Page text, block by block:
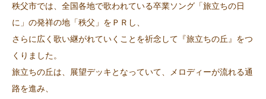
秩父市では、全国各地で歌われている卒業ソング「旅立ちの日
に」の発祥の地「秩父」をＰＲし、
さらに広く歌い継がれていくことを祈念して『旅立ちの丘』をつ
くりました。
旅立ちの丘は、展望デッキとなっていて、メロディーが流れる通
路を進み、